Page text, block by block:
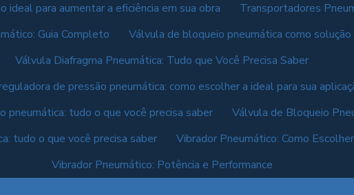
ideal para aumentar a eficiência em sua obra
Transportadores
Guia Completo
Válvula de bloqueio pneumática como
Válvula Diafragma Pneumática: Tudo que Você Precisa Saber
de pressão pneumática: como escolher a ideal para sua
pneumática: tudo o que você precisa saber
Válvula de Bloqueio
tudo o que você precisa saber
Vibrador Pneumático: Como
Vibrador Pneumático: Potência e Performance